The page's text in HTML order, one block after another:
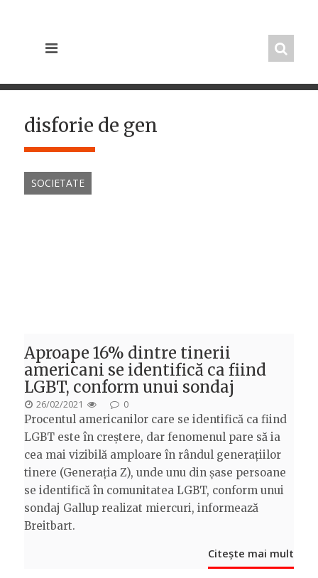
disforie de gen
SOCIETATE
Aproape 16% dintre tinerii
americani se identifică ca fiind
LGBT, conform unui sondaj
POSTED
ON
26/02/2021 0
Procentul americanilor care se identifică ca fiind
LGBT este în creștere, dar fenomenul pare să ia
cea mai vizibilă amploare în rândul generațiilor
tinere (Generația Z), unde unu din șase persoane
se identifică în comunitatea LGBT, conform unui
sondaj Gallup realizat miercuri, informează
Breitbart.
Citește mai mult